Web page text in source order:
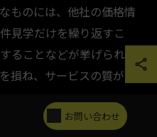
ものには、他社の価格情
見学だけを繰り返すこ
ることなどが挙げられま
損ね、サービスの質が低
ず自分の希望条件や予算
お問い合わせ